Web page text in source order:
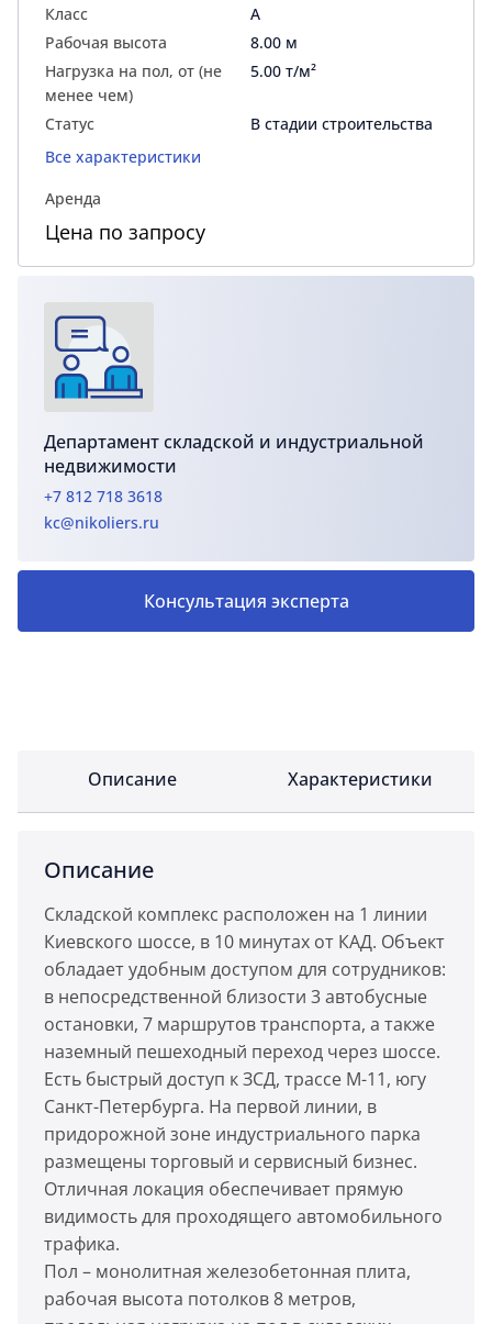
Класс
A
Рабочая высота
8.00 м
Нагрузка на пол, от (не
менее чем)
5.00 т/м²
Статус
В стадии строительства
Все характеристики
Аренда
Цена по запросу
Департамент складской и индустриальной
недвижимости
+7 812 718 3618
kc@nikoliers.ru
Консультация эксперта
Описание Характеристики
Описание
Складской комплекс расположен на 1 линии
Киевского шоссе, в 10 минутах от КАД. Объект
обладает удобным доступом для сотрудников:
в непосредственной близости 3 автобусные
остановки, 7 маршрутов транспорта, а также
наземный пешеходный переход через шоссе.
Есть быстрый доступ к ЗСД, трассе М-11, югу
Санкт-Петербурга. На первой линии, в
придорожной зоне индустриального парка
размещены торговый и сервисный бизнес.
Отличная локация обеспечивает прямую
видимость для проходящего автомобильного
трафика.
Пол – монолитная железобетонная плита,
рабочая высота потолков 8 метров,